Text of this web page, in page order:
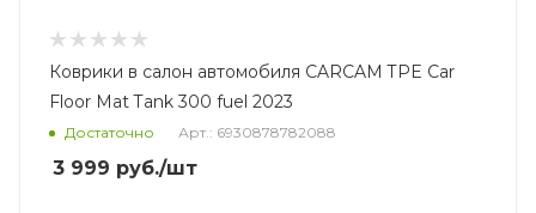
Коврики в салон автомобиля CARCAM TPE Car
Floor Mat Tank 300 fuel 2023
Достаточно Арт.: 6930878782088
3 999 руб./шт